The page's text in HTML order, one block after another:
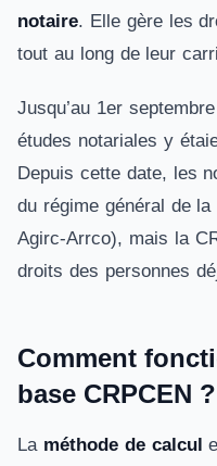
notaire. Elle gère les
tout au long de leur
Jusqu’au 1er
études notariales y
Depuis cette date, les
du régime général de
Agirc-Arrco), mais la
droits des personnes
Comment
base CRPCEN ?
La méthode de calcul